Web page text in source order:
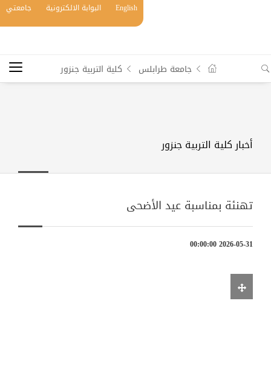
English البوابة الالكترونية جامعتي
جامعة طرابلس كلية التربية جنزور
أخبار كلية التربية جنزور
تهنئة بمناسبة عيد الأضحى
2026-05-31 00:00:00